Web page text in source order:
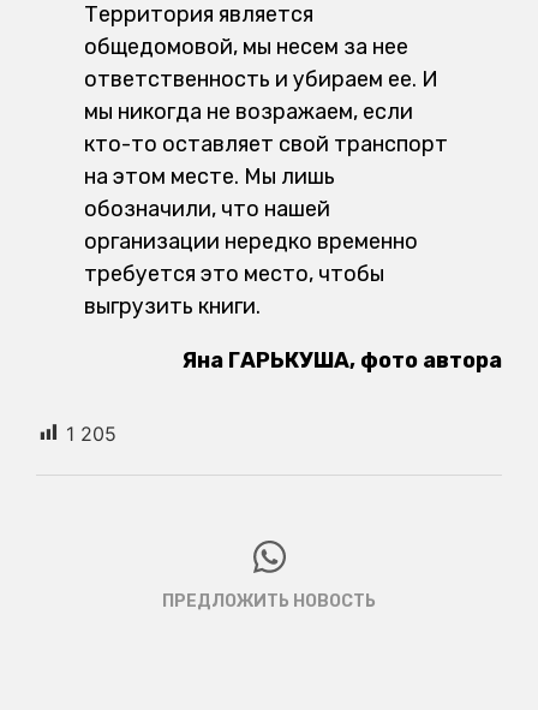
Территория является
общедомовой, мы несем за нее
ответственность и убираем ее. И
мы никогда не возражаем, если
кто-то оставляет свой транспорт
на этом месте. Мы лишь
обозначили, что нашей
организации нередко временно
требуется это место, чтобы
выгрузить книги.
Яна ГАРЬКУША, фото автора
1 205
ПРЕДЛОЖИТЬ НОВОСТЬ